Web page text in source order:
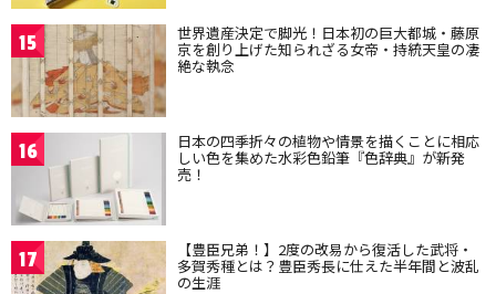
15 世界遺産決定で脚光！日本初の巨大都城・藤原
京を創り上げた知られざる女帝・持統天皇の凄
絶な執念
16 日本の四季折々の植物や情景を描くことに相応
しい色を集めた水彩色鉛筆『色辞典』が新発
売！
17 【豊臣兄弟！】2度の改易から復活した武将・
多賀秀種とは？豊臣秀長に仕えた半年間と波乱
の生涯